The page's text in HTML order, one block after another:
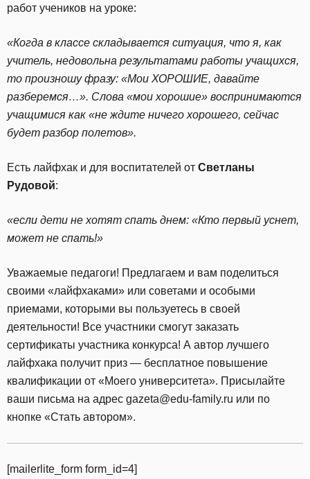
работ учеников на уроке:
«Когда в классе складывается ситуация, что я, как
учитель, недовольна результатами работы учащихся,
то произношу фразу: «Мои ХОРОШИЕ, давайте
разберемся…». Слова «мои хорошие» воспринимаются
учащимися как «не ждите ничего хорошего, сейчас
будет разбор полетов».
Есть лайфхак и для воспитателей от Светланы
Рудовой:
«если дети не хотят спать днем: «Кто первый уснет,
может не спать!»
Уважаемые педагоги! Предлагаем и вам поделиться
своими «лайфхаками» или советами и особыми
приемами, которыми вы пользуетесь в своей
деятельности! Все участники смогут заказать
сертификаты участника конкурса! А автор лучшего
лайфхака получит приз — бесплатное повышение
квалификации от «Моего университета». Присылайте
ваши письма на адрес gazeta@edu-family.ru или по
кнопке «Стать автором».
[mailerlite_form form_id=4]